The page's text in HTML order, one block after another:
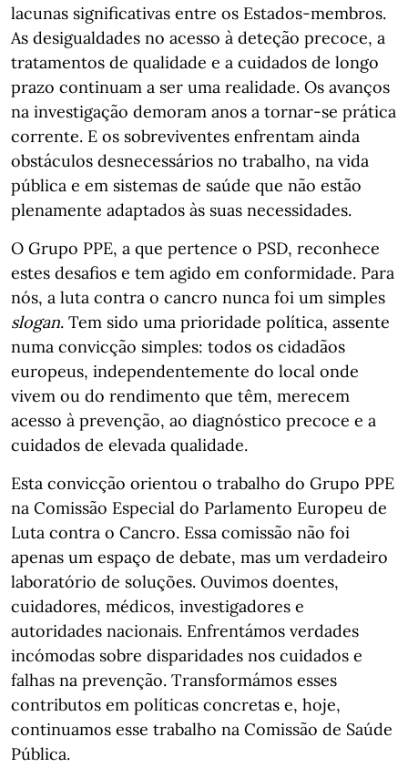
lacunas significativas entre os Estados-membros.
As desigualdades no acesso à deteção precoce, a
tratamentos de qualidade e a cuidados de longo
prazo continuam a ser uma realidade. Os avanços
na investigação demoram anos a tornar-se prática
corrente. E os sobreviventes enfrentam ainda
obstáculos desnecessários no trabalho, na vida
pública e em sistemas de saúde que não estão
plenamente adaptados às suas necessidades.
O Grupo PPE, a que pertence o PSD, reconhece
estes desafios e tem agido em conformidade. Para
nós, a luta contra o cancro nunca foi um simples
slogan. Tem sido uma prioridade política, assente
numa convicção simples: todos os cidadãos
europeus, independentemente do local onde
vivem ou do rendimento que têm, merecem
acesso à prevenção, ao diagnóstico precoce e a
cuidados de elevada qualidade.
Esta convicção orientou o trabalho do Grupo PPE
na Comissão Especial do Parlamento Europeu de
Luta contra o Cancro. Essa comissão não foi
apenas um espaço de debate, mas um verdadeiro
laboratório de soluções. Ouvimos doentes,
cuidadores, médicos, investigadores e
autoridades nacionais. Enfrentámos verdades
incómodas sobre disparidades nos cuidados e
falhas na prevenção. Transformámos esses
contributos em políticas concretas e, hoje,
continuamos esse trabalho na Comissão de Saúde
Pública.